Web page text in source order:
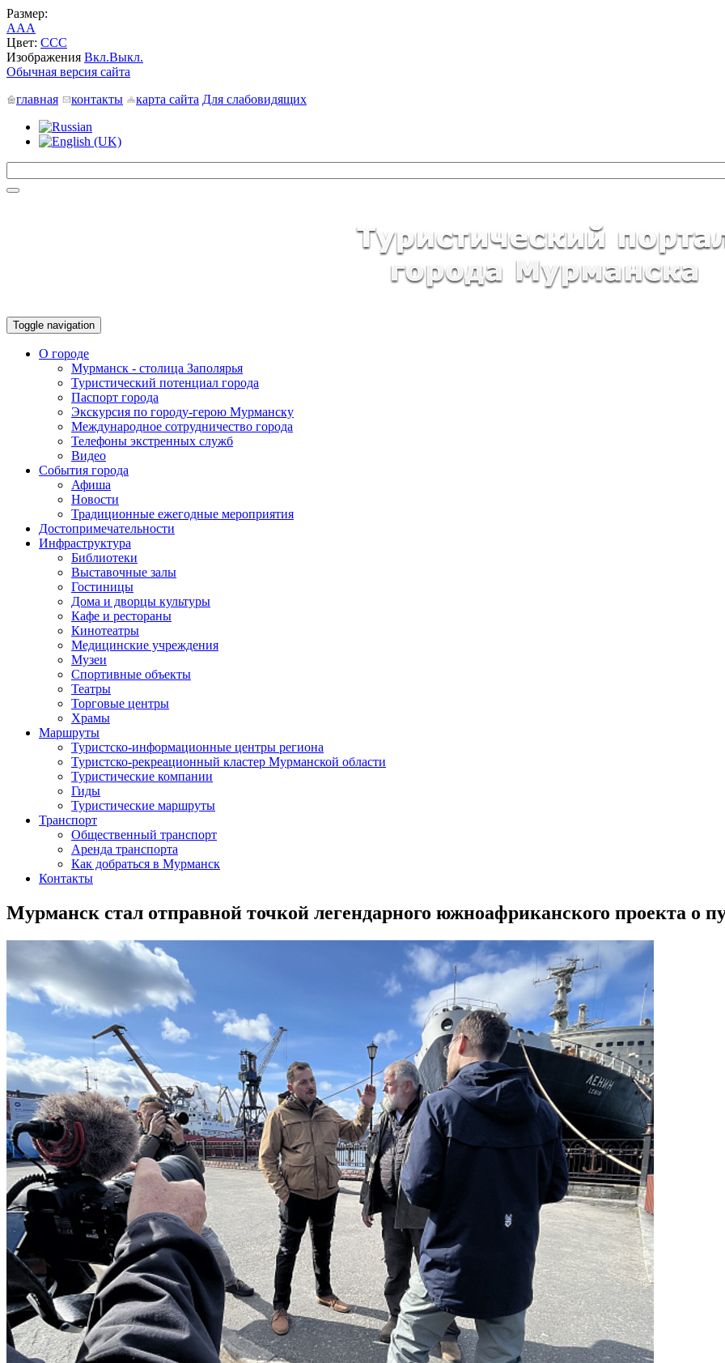
Размер:
AAA
Цвет: CCC
Изображения Вкл.Выкл.
Обычная версия сайта
главная
контакты карта сайта Для слабовидящих
Toggle navigation
О городе
Мурманск - столица Заполярья
Туристический потенциал города
Паспорт города
Экскурсия по городу-герою Мурманску
Международное сотрудничество города
Телефоны экстренных служб
Видео
События города
Афиша
Новости
Традиционные ежегодные мероприятия
Достопримечательности
Инфраструктура
Библиотеки
Выставочные залы
Гостиницы
Дома и дворцы культуры
Кафе и рестораны
Кинотеатры
Медицинские учреждения
Музеи
Спортивные объекты
Театры
Торговые центры
Храмы
Маршруты
Туристско-информационные центры региона
Туристско-рекреационный кластер Мурманской области
Туристические компании
Гиды
Туристические маршруты
Транспорт
Общественный транспорт
Аренда транспорта
Как добраться в Мурманск
Контакты
Мурманск стал отправной точкой легендарного южноафриканского проекта о